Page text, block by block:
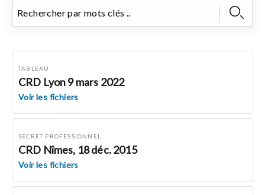
TABLEAU
CRD Lyon 9 mars 2022
Voir les fichiers
SECRET PROFESSIONNEL
CRD Nîmes, 18 déc. 2015
Voir les fichiers